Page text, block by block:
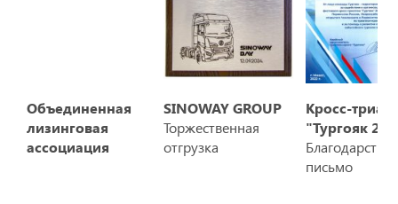
Объединенная
лизинговая
ассоциация
SINOWAY GROUP
Торжественная
отгрузка
Кросс-
"Тургояк
письмо